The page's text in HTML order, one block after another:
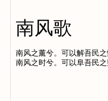
南风歌
南风之薰兮。可以解吾民之